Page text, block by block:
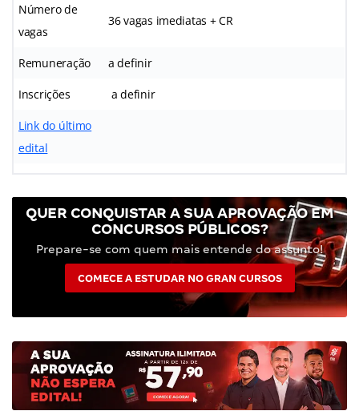
Número de
vagas
36 vagas imediatas + CR
Remuneração a definir
Inscrições a definir
Link do último
edital
QUER CONQUISTAR A SUA APROVAÇÃO EM
CONCURSOS PÚBLICOS?
Prepare-se com quem mais entende do assunto!
COMECE A ESTUDAR NO GRAN CURSOS